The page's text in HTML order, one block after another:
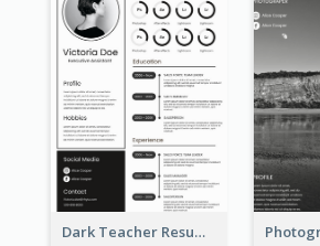
Dark Teacher Resume